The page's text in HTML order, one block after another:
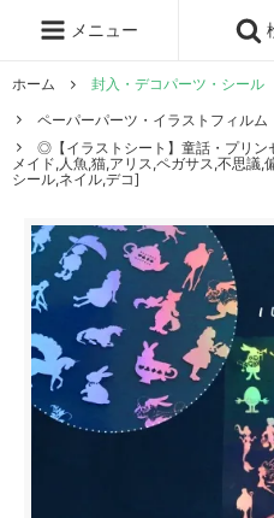
メニュー
ホーム
封入・デコパーツ・シール
ペーパーパーツ・イラストフィルム
◎【イラストシート】童話・プリン
メイド,人魚,猫,アリス,ペガサス,不思議
シール,ネイル,デコ]